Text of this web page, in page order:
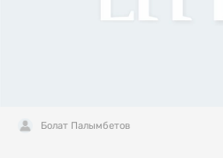
Болат Палымбетов